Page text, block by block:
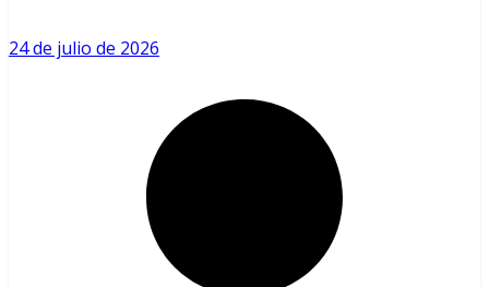
24 de julio de 2026